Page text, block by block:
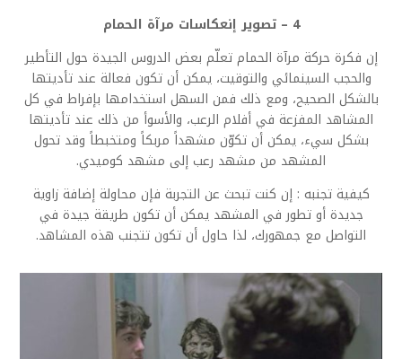
4 – تصوير إنعكاسات مرآة الحمام
إن فكرة حركة مرآة الحمام تعلّم بعض الدروس الجيدة حول التأطير
والحجب السينمائي والتوقيت، يمكن أن تكون فعالة عند تأديتها
بالشكل الصحيح، ومع ذلك فمن السهل استخدامها بإفراط في كل
المشاهد المفزعة في أفلام الرعب، والأسوأ من ذلك عند تأديتها
بشكل سيء، يمكن أن تكوّن مشهداً مربكاً ومتخبطاً وقد تحول
المشهد من مشهد رعب إلى مشهد كوميدي.
كيفية تجنبه : إن كنت تبحث عن التجربة فإن محاولة إضافة زاوية
جديدة أو تطور في المشهد يمكن أن تكون طريقة جيدة في
التواصل مع جمهورك، لذا حاول أن تكون تتجنب هذه المشاهد.